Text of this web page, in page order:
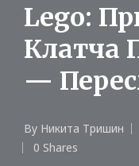
Lego:
Клатча
—
Posted
by
By Никита Тришин
0 Shares